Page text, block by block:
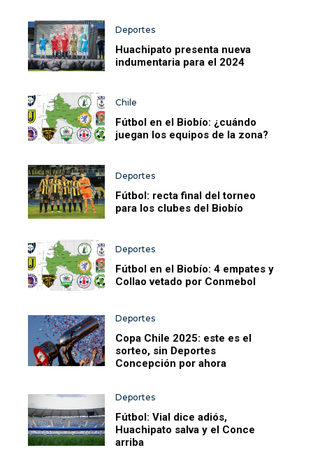
Deportes
Huachipato presenta nueva
indumentaria para el 2024
Chile
Fútbol en el Biobío: ¿cuándo
juegan los equipos de la zona?
Deportes
Fútbol: recta final del torneo
para los clubes del Biobío
Deportes
Fútbol en el Biobío: 4 empates y
Collao vetado por Conmebol
Deportes
Copa Chile 2025: este es el
sorteo, sin Deportes
Concepción por ahora
Deportes
Fútbol: Vial dice adiós,
Huachipato salva y el Conce
arriba